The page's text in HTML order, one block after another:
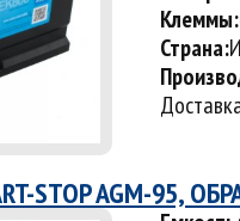
Клеммы:
Страна:
STOP AGM-95,